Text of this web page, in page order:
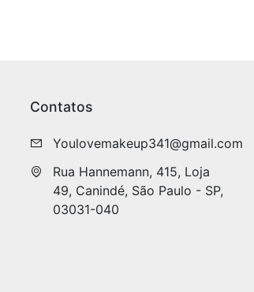
Contatos
Youlovemakeup341@gmail.com
Rua Hannemann, 415, Loja
49, Canindé, São Paulo - SP,
03031-040